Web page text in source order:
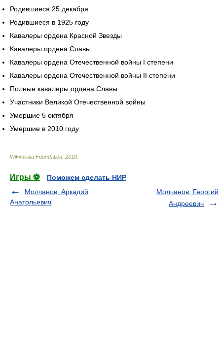
Родившиеся 25 декабря
Родившиеся в 1925 году
Кавалеры ордена Красной Звезды
Кавалеры ордена Славы
Кавалеры ордена Отечественной войны I степени
Кавалеры ордена Отечественной войны II степени
Полные кавалеры ордена Славы
Участники Великой Отечественной войны
Умершие 5 октября
Умершие в 2010 году
Wikimedia Foundation 2010
Игры ⚽
Поможем сделать НИР
Молчанов, Аркадий
Анатольевич
Молчанов, Георгий
Андреевич